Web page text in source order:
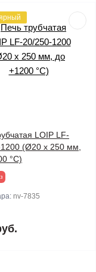
LOIP LF-
(Ø20 х 250 мм,
°С)
nv-7835